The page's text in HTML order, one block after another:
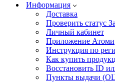
Информация
Доставка
Проверить статус
Личный кабинет
Приложение Атоми
Инструкция по
Как купить
Восстановить ID
Пункты выдачи